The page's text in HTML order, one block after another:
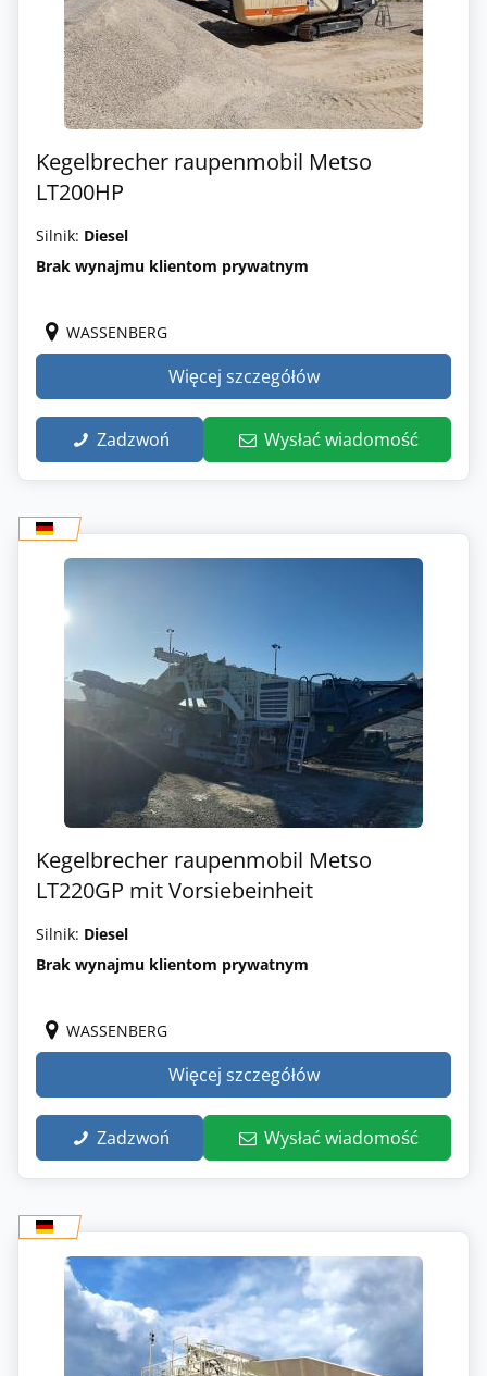
Kegelbrecher raupenmobil Metso
LT200HP
Silnik: Diesel
Brak wynajmu klientom prywatnym
WASSENBERG
Więcej szczegółów
Zadzwoń Wysłać wiadomość
Kegelbrecher raupenmobil Metso
LT220GP mit Vorsiebeinheit
Silnik: Diesel
Brak wynajmu klientom prywatnym
WASSENBERG
Więcej szczegółów
Zadzwoń Wysłać wiadomość